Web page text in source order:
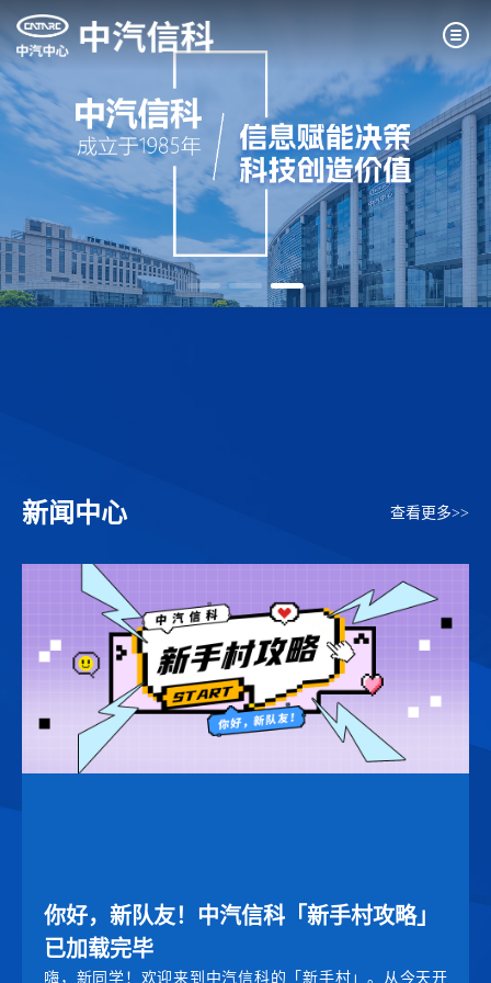
新闻中心 查看更多>>
你好，新队友！中汽信科「新手村攻略」
已加载完毕
嗨，新同学！欢迎来到中汽信科的「新手村」。从今天开